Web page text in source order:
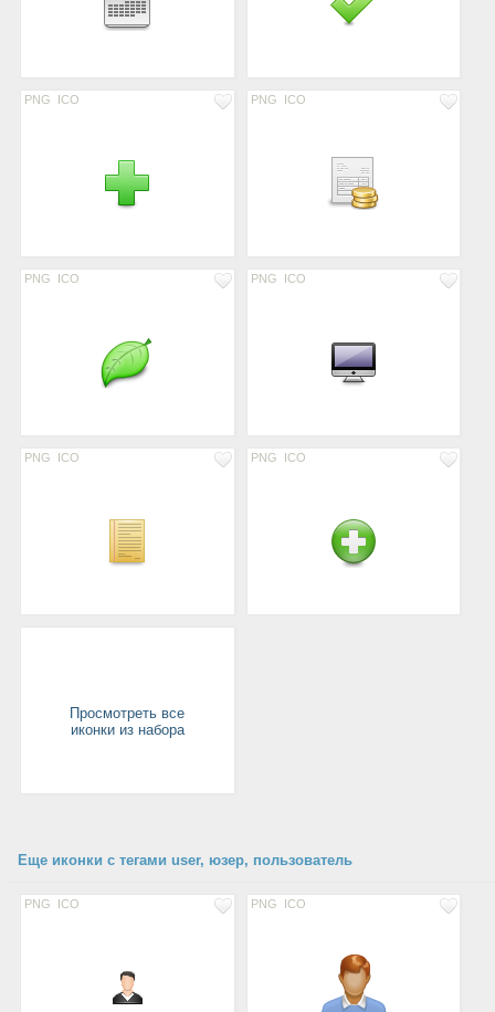
PNG ICO PNG ICO
PNG ICO PNG ICO
PNG ICO PNG ICO
Просмотреть все
иконки из набора
Еще иконки с тегами user, юзер, пользователь
PNG ICO PNG ICO